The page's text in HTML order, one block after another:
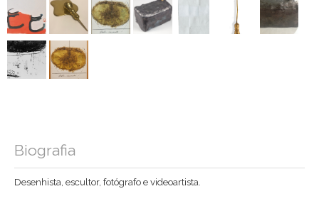
Biografia
Desenhista, escultor, fotógrafo e videoartista.